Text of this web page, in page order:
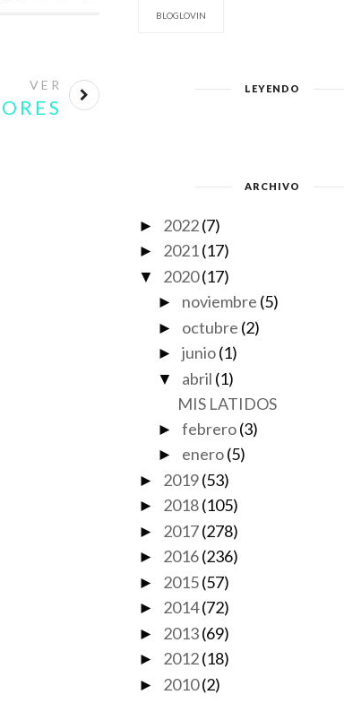
BLOGLOVIN
LEYENDO
ARCHIVO
► 2022 (7)
► 2021 (17)
▼ 2020 (17)
► noviembre (5)
► octubre (2)
►junio(1)
▼ abril (1)
MIS LATIDOS
►febrero(3)
► enero(5)
► 2019 (53)
► 2018 (105)
► 2017 (278)
► 2016 (236)
► 2015 (57)
► 2014 (72)
► 2013 (69)
► 2012 (18)
► 2010 (2)